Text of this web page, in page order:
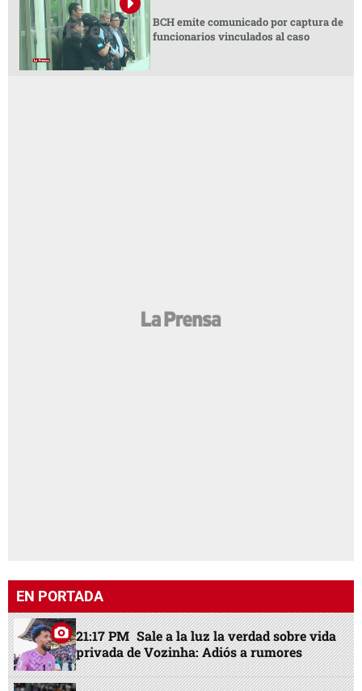
BCH emite comunicado por captura de
funcionarios vinculados al caso
EN PORTADA
21:17 PM Sale a la luz la verdad sobre vida
privada de Vozinha: Adiós a rumores